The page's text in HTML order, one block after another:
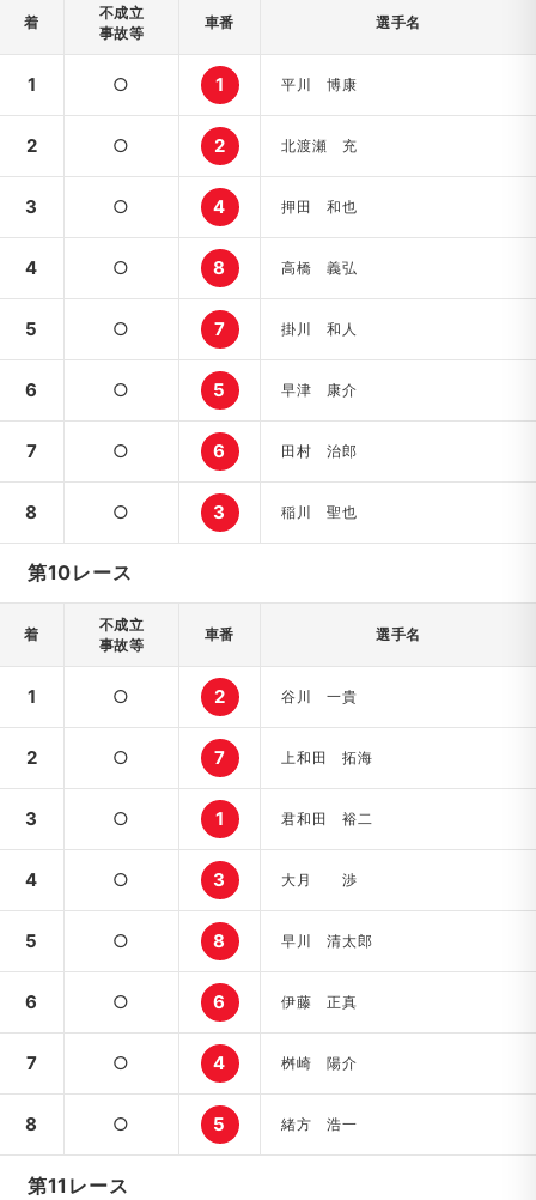
着
不成立
事故等
車番 選手名
1 ○ 1 平川 博康
2 ○ 2 北渡瀬 充
3 ○ 4 押田 和也
4 ○ 8 高橋 義弘
5 ○ 7 掛川 和人
6 ○ 5 早津 康介
7 ○ 6 田村 治郎
8 ○ 3 稲川 聖也
第10レース
着
不成立
事故等
車番 選手名
1 ○ 2 谷川 一貴
2 ○ 7 上和田 拓海
3 ○ 1 君和田 裕二
4 ○ 3 大月 渉
5 ○ 8 早川 清太郎
6 ○ 6 伊藤 正真
7 ○ 4 桝崎 陽介
8 ○ 5 緒方 浩一
第11レース